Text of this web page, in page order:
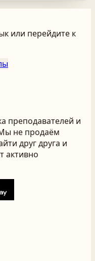
или перейдите к
преподавателей и
не продаём
друг друга и
активно